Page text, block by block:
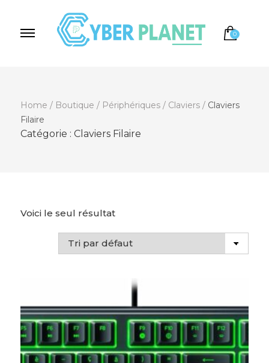
0
Home / Boutique / Périphériques / Claviers / Claviers
Filaire
Catégorie : Claviers Filaire
Voici le seul résultat